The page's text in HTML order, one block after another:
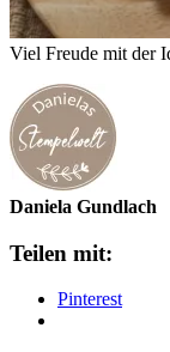
Viel Freude mit der
Daniela Gundlach
Teilen mit:
Pinterest